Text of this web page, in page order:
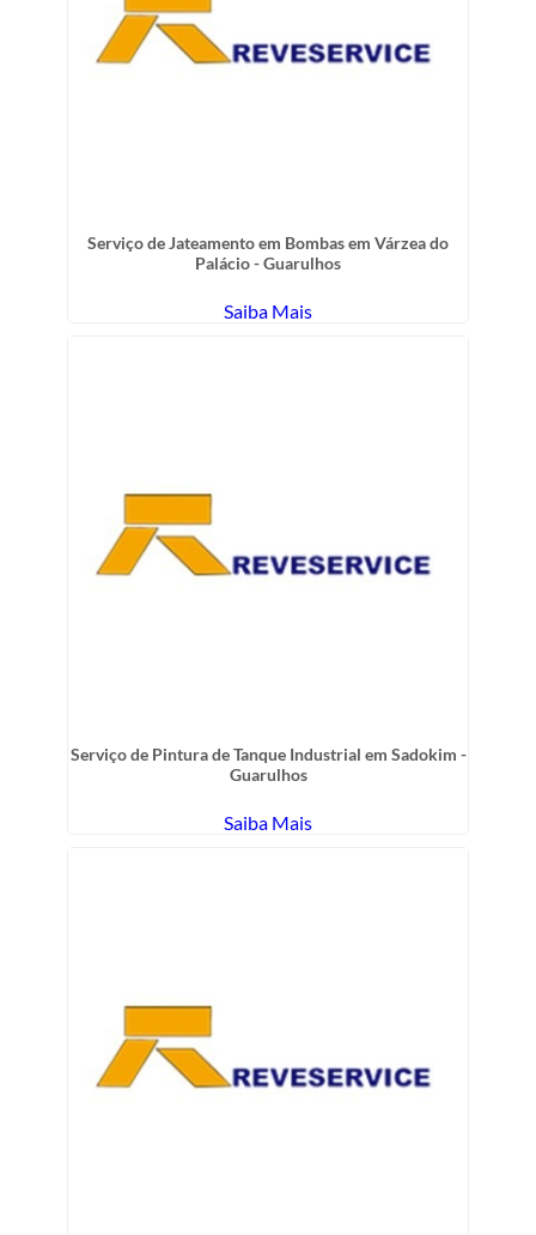
Serviço de Jateamento em Bombas em Várzea do
Palácio - Guarulhos
Saiba Mais
Serviço de Pintura de Tanque Industrial em Sadokim -
Guarulhos
Saiba Mais